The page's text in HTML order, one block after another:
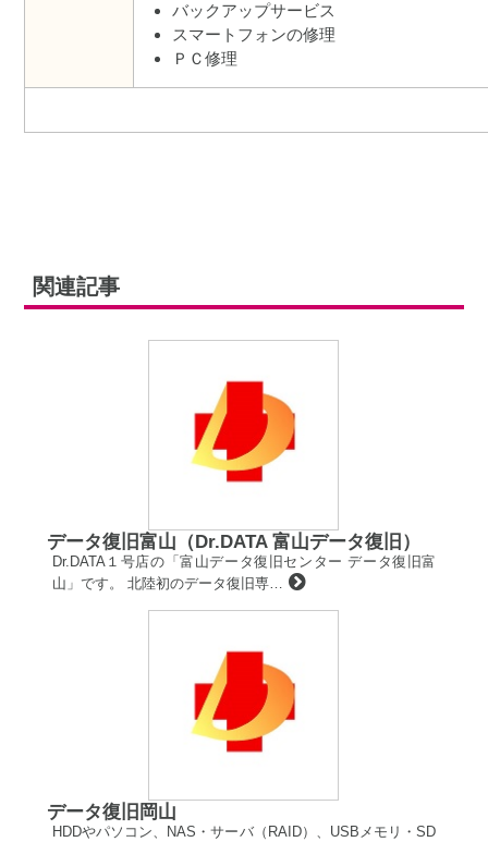
バックアップサービス
スマートフォンの修理
ＰＣ修理
関連記事
データ復旧富山（Dr.DATA 富山データ復旧）
Dr.DATA１号店の「富山データ復旧センター データ復旧富
山」です。 北陸初のデータ復旧専…
データ復旧岡山
HDDやパソコン、NAS・サーバ（RAID）、USBメモリ・SD